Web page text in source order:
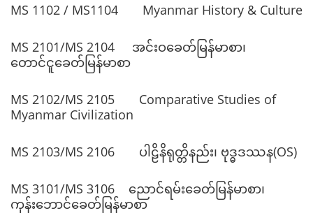
MS 1102 / MS1104 Myanmar History & Culture
MS 2101/MS 2104 အင်းဝခေတ်မြန်မာစာ၊
တောင်ငူခေတ်မြန်မာစာ
MS 2102/MS 2105 Comparative Studies of
Myanmar Civilization
MS 2103/MS 2106 ပါဠိနိရုတ္တိနည်း၊ ဗုဒ္ဓဒဿန(OS)
MS 3101/MS 3106 ညောင်ရမ်းခေတ်မြန်မာစာ၊
ကုန်းဘောင်ခေတ်မြန်မာစာ